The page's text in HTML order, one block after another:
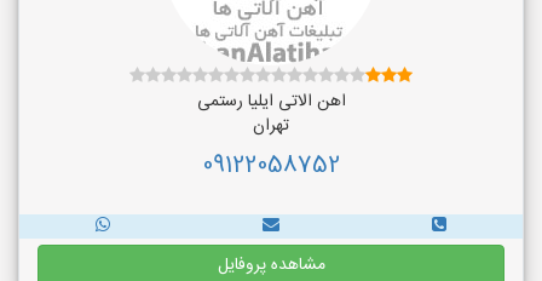
اهن الاتی ایلیا رستمی
تهران
09122058752
مشاهده پروفایل